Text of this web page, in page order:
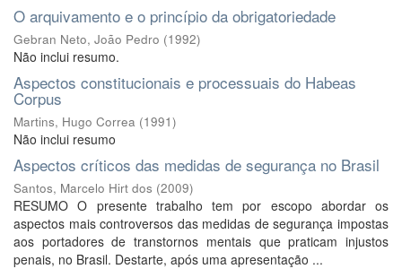
O arquivamento e o princípio da obrigatoriedade
Gebran Neto, João Pedro (1992)
Não inclui resumo.
Aspectos constitucionais e processuais do Habeas
Corpus
Martins, Hugo Correa (1991)
Não inclui resumo
Aspectos críticos das medidas de segurança no Brasil
Santos, Marcelo Hirt dos (2009)
RESUMO O presente trabalho tem por escopo abordar os
aspectos mais controversos das medidas de segurança impostas
aos portadores de transtornos mentais que praticam injustos
penais, no Brasil. Destarte, após uma apresentação ...